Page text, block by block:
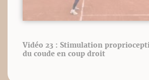
Vidéo 23 : Stimulation
du coude en coup droit